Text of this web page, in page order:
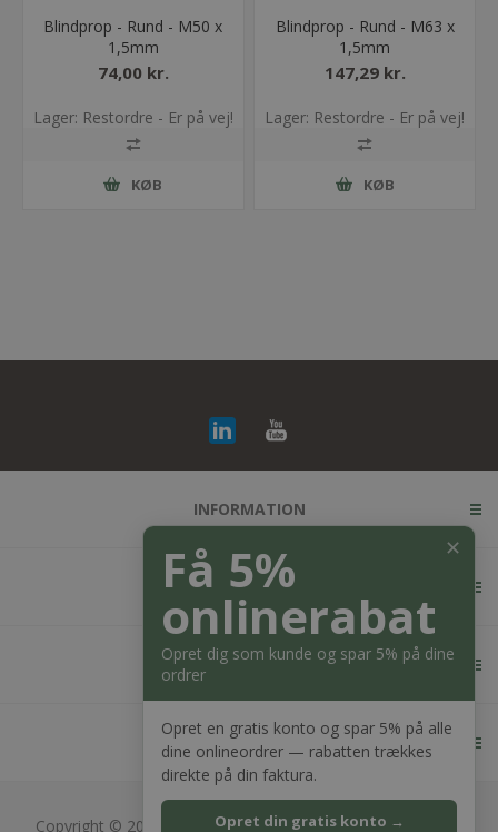
Blindprop - Rund - M50 x
1,5mm
74,00 kr.
Lager: Restordre - Er på vej!
KØB
Blindprop - Rund - M63 x
1,5mm
147,29 kr.
Lager: Restordre - Er på vej!
KØB
INFORMATION
KUNDESERVICE
MIN KONTO
KONTAKT OS
Copyright © 2026 Bagger Nielsen webshop. Alle rettigheder
✕
Få 5%
onlinerabat
Opret dig som kunde og spar 5% på dine
ordrer
Opret en gratis konto og spar 5% på alle
dine onlineordrer — rabatten trækkes
direkte på din faktura.
Opret din gratis konto →